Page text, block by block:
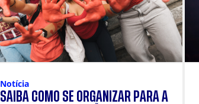
Notícia
SAIBA COMO SE ORGANIZAR PARA A